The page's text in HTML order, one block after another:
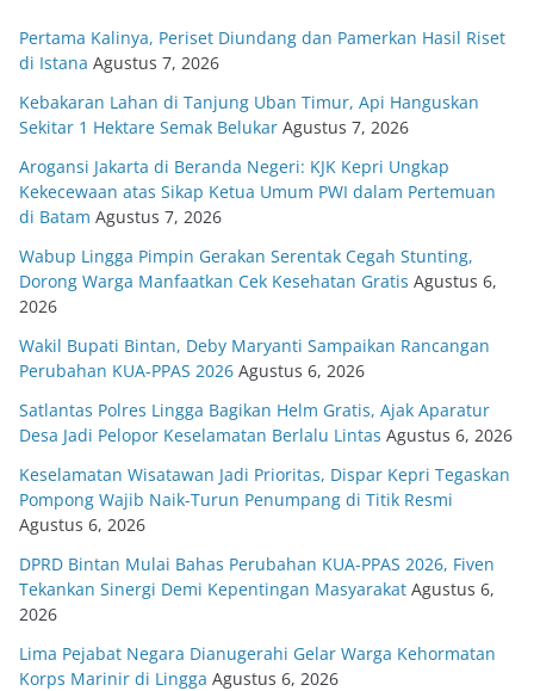
Pertama Kalinya, Periset Diundang dan Pamerkan Hasil Riset
di Istana Agustus 7, 2026
Kebakaran Lahan di Tanjung Uban Timur, Api Hanguskan
Sekitar 1 Hektare Semak Belukar Agustus 7, 2026
Arogansi Jakarta di Beranda Negeri: KJK Kepri Ungkap
Kekecewaan atas Sikap Ketua Umum PWI dalam Pertemuan
di Batam Agustus 7, 2026
Wabup Lingga Pimpin Gerakan Serentak Cegah Stunting,
Dorong Warga Manfaatkan Cek Kesehatan Gratis Agustus 6,
2026
Wakil Bupati Bintan, Deby Maryanti Sampaikan Rancangan
Perubahan KUA-PPAS 2026 Agustus 6, 2026
Satlantas Polres Lingga Bagikan Helm Gratis, Ajak Aparatur
Desa Jadi Pelopor Keselamatan Berlalu Lintas Agustus 6, 2026
Keselamatan Wisatawan Jadi Prioritas, Dispar Kepri Tegaskan
Pompong Wajib Naik-Turun Penumpang di Titik Resmi
Agustus 6, 2026
DPRD Bintan Mulai Bahas Perubahan KUA-PPAS 2026, Fiven
Tekankan Sinergi Demi Kepentingan Masyarakat Agustus 6,
2026
Lima Pejabat Negara Dianugerahi Gelar Warga Kehormatan
Korps Marinir di Lingga Agustus 6, 2026